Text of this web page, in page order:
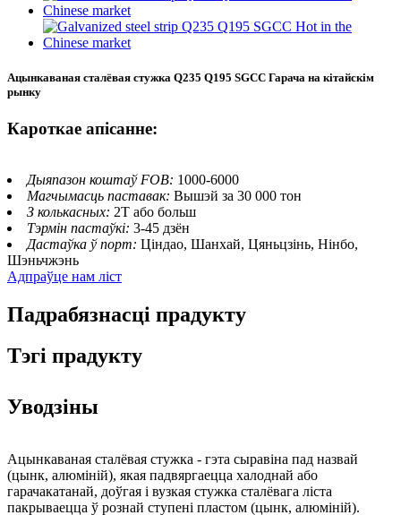
Ацынкаваная сталёвая стужка Q235 Q195 SGCC Гарача на кітайскім
рынку
Кароткае апісанне:
Дыяпазон коштаў FOB: 1000-6000
Магчымасць паставак: Вышэй за 30 000 тон
З колькасных: 2T або больш
Тэрмін пастаўкі: 3-45 дзён
Дастаўка ў порт: Ціндао, Шанхай, Цяньцзінь, Нінбо,
Шэньчжэнь
Адпраўце нам ліст
Падрабязнасці прадукту
Тэгі прадукту
Уводзіны
Ацынкаваная сталёвая стужка - гэта сыравіна пад назвай
(цынк, алюміній), якая падвяргаецца халоднай або
гарачакатанай, доўгая і вузкая стужка сталёвага ліста
пакрываецца ў рознай ступені пластом (цынк, алюміній).